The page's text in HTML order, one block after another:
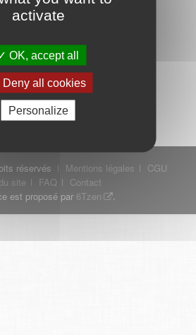
? Je crée mon compte
Connexion
réservés Mentions légales
CGU
site
FAQ
Contact
est proposé par 6Tzen .
activate
OK, accept all
Deny all cookies
Personalize